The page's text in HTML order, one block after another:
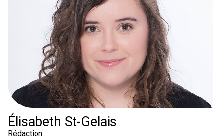
Élisabeth St-Gelais
Rédaction